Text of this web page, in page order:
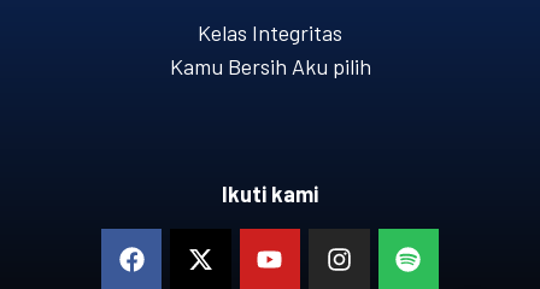
Kelas Integritas
Kamu Bersih Aku pilih
Ikuti kami